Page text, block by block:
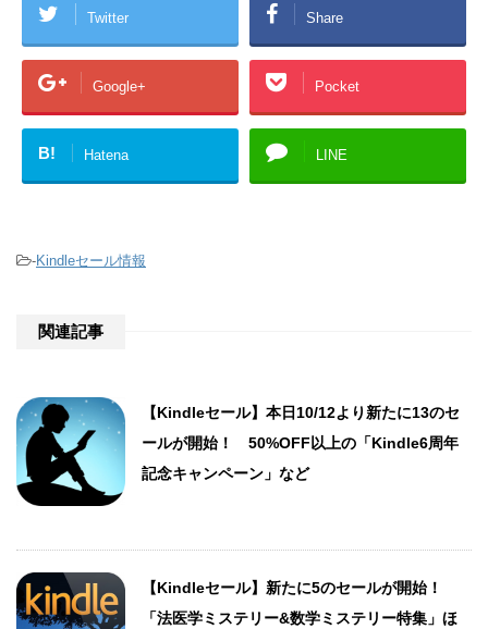
Twitter Share
Google+ Pocket
B! Hatena LINE
-Kindleセール情報
関連記事
【Kindleセール】本日10/12より新たに13のセ
ールが開始！ 50%OFF以上の「Kindle6周年
記念キャンペーン」など
【Kindleセール】新たに5のセールが開始！
「法医学ミステリー&数学ミステリー特集」ほ